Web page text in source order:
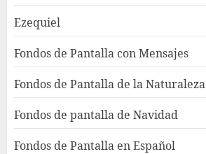
Ezequiel
Fondos de Pantalla con Mensajes
Fondos de Pantalla de la Naturaleza
Fondos de pantalla de Navidad
Fondos de Pantalla en Español